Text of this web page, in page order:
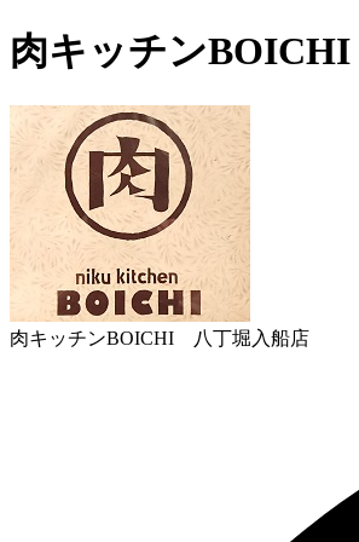
肉キッチン
肉キッチンBOICHI 八丁堀入船店